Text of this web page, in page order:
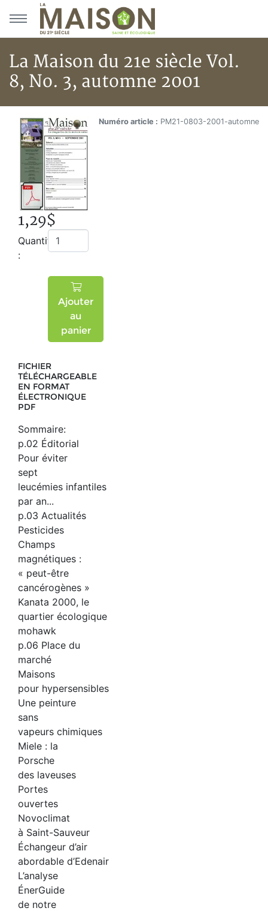
Aller au menu principal
Aller au contenu principal
La Maison du 21e siècle Vol.
8, No. 3, automne 2001
Accueil
Boutique
La Maison du 21e siècle Vol. 8, No. 3, automne 2001
Numéro article : PM21-0803-2001-automne
La Maison du 21e siècle Vol.
1,29$
Quantité
:
Ajouter
au
panier
FICHIER
TÉLÉCHARGEABLE
EN FORMAT
ÉLECTRONIQUE
PDF
Sommaire:
p.02 Éditorial
Pour éviter
sept
leucémies infantiles
par an...
p.03 Actualités
Pesticides
Champs
magnétiques :
« peut-être
cancérogènes »
Kanata 2000, le
quartier écologique
mohawk
p.06 Place du
marché
Maisons
pour hypersensibles
Une peinture
sans
vapeurs chimiques
Miele : la
Porsche
des laveuses
Portes
ouvertes
Novoclimat
à Saint-Sauveur
Échangeur d’air
abordable d’Edenair
L’analyse
ÉnerGuide
de notre